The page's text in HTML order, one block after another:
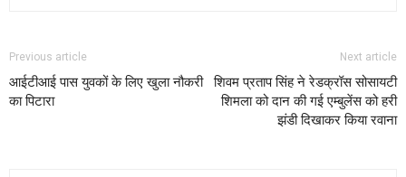
Previous article
आईटीआई पास युवकों के लिए खुला नौकरी
का पिटारा
Next article
शिवम प्रताप सिंह ने रेडक्रॉस सोसायटी
शिमला को दान की गई एम्बुलेंस को हरी
झंडी दिखाकर किया रवाना